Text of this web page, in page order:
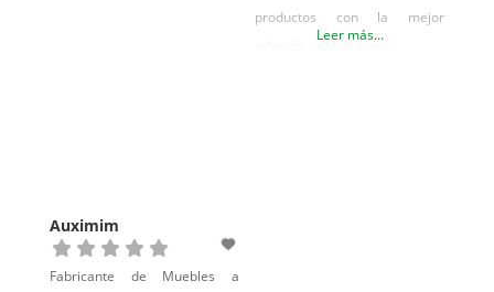
productos con la mejor
relación calidad-precio
Leer más...
Auximim
Fabricante de Muebles a